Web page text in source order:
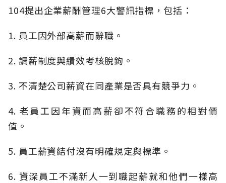
104提出企業薪酬管理6大警訊指標，包括：
1. 員工因外部高薪而辭職。
2. 調薪制度與績效考核脫鉤。
3. 不清楚公司薪資在同產業是否具有競爭力。
4. 老員工因年資而高薪卻不符合職務的相對價
值。
5. 員工薪資結付沒有明確規定與標準。
6. 資深員工不滿新人一到職起薪就和他們一樣高